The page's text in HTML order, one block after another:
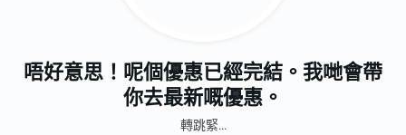
唔好意思！呢個優惠已經完結。我哋會帶
你去最新嘅優惠。
轉跳緊...